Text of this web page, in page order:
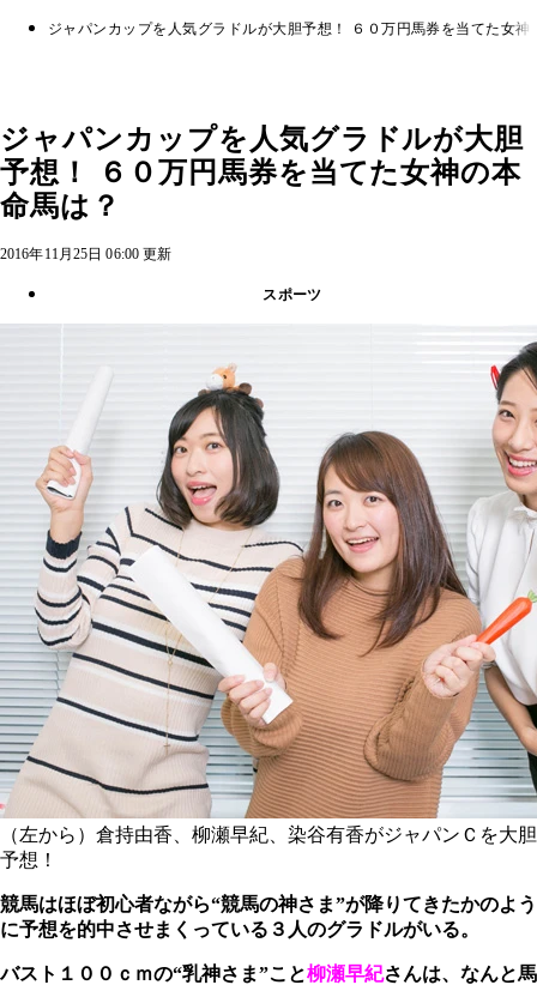
ジャパンカップを人気グラドルが大胆予想！ ６０万円馬券を当てた女神
ジャパンカップを人気グラドルが大胆
予想！ ６０万円馬券を当てた女神の本
命馬は？
2016年11月25日 06:00 更新
スポーツ
（左から）倉持由香、柳瀬早紀、染谷有香がジャパンＣを大胆
予想！
競馬はほぼ初心者ながら“競馬の神さま”が降りてきたかのよう
に予想を的中させまくっている３人のグラドルがいる。
バスト１００ｃｍの“乳神さま”こと柳瀬早紀さんは、なんと馬